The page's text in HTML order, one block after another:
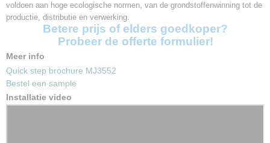
voldoen aan hoge ecologische normen, van de grondstoffenwinning tot de
productie, distributie en verwerking.
Betere prijs of elders goedkoper?
Probeer de offerte formulier!
Meer info
Quick step brochure MJ3552
Bestel een sample
Installatie video